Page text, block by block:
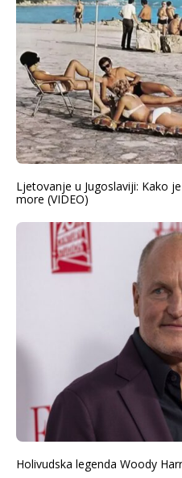
Ljetovanje u Jugoslaviji: Kako
more (VIDEO)
Holivudska legenda Woody